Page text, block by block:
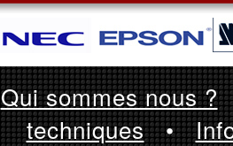
Qui sommes nous ?
techniques•